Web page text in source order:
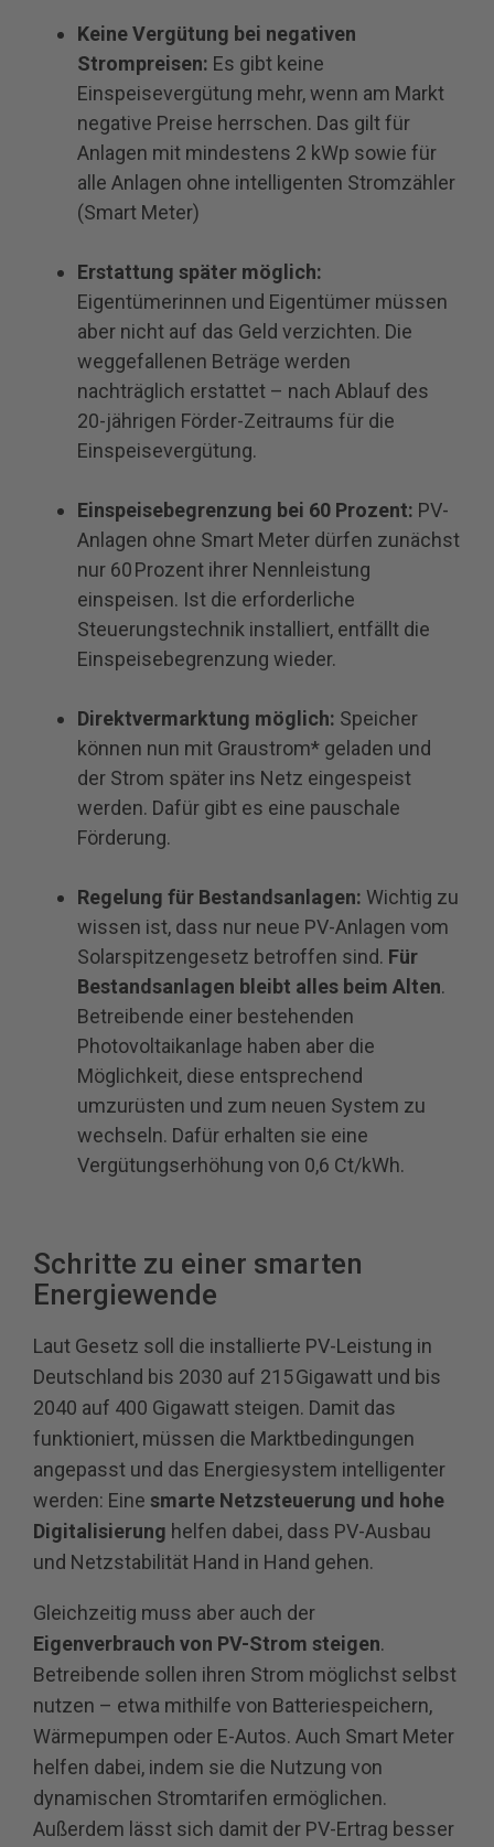
Keine Vergütung bei negativen
Strompreisen: Es gibt keine
Einspeisevergütung mehr, wenn am Markt
negative Preise herrschen. Das gilt für
Anlagen mit mindestens 2 kWp sowie für
alle Anlagen ohne intelligenten Stromzähler
(Smart Meter)
Erstattung später möglich:
Eigentümerinnen und Eigentümer müssen
aber nicht auf das Geld verzichten. Die
weggefallenen Beträge werden
nachträglich erstattet – nach Ablauf des
20-jährigen Förder-Zeitraums für die
Einspeisevergütung.
Einspeisebegrenzung bei 60 Prozent: PV-
Anlagen ohne Smart Meter dürfen zunächst
nur 60 Prozent ihrer Nennleistung
einspeisen. Ist die erforderliche
Steuerungstechnik installiert, entfällt die
Einspeisebegrenzung wieder.
Direktvermarktung möglich: Speicher
können nun mit Graustrom* geladen und
der Strom später ins Netz eingespeist
werden. Dafür gibt es eine pauschale
Förderung.
Regelung für Bestandsanlagen: Wichtig zu
wissen ist, dass nur neue PV-Anlagen vom
Solarspitzengesetz betroffen sind. Für
Bestandsanlagen bleibt alles beim Alten.
Betreibende einer bestehenden
Photovoltaikanlage haben aber die
Möglichkeit, diese entsprechend
umzurüsten und zum neuen System zu
wechseln. Dafür erhalten sie eine
Vergütungserhöhung von 0,6 Ct/kWh.
Schritte zu einer smarten
Energiewende
Laut Gesetz soll die installierte PV-Leistung in
Deutschland bis 2030 auf 215 Gigawatt und bis
2040 auf 400 Gigawatt steigen. Damit das
funktioniert, müssen die Marktbedingungen
angepasst und das Energiesystem intelligenter
werden: Eine smarte Netzsteuerung und hohe
Digitalisierung helfen dabei, dass PV-Ausbau
und Netzstabilität Hand in Hand gehen.
Gleichzeitig muss aber auch der
Eigenverbrauch von PV-Strom steigen.
Betreibende sollen ihren Strom möglichst selbst
nutzen – etwa mithilfe von Batteriespeichern,
Wärmepumpen oder E-Autos. Auch Smart Meter
helfen dabei, indem sie die Nutzung von
dynamischen Stromtarifen ermöglichen.
Außerdem lässt sich damit der PV-Ertrag besser